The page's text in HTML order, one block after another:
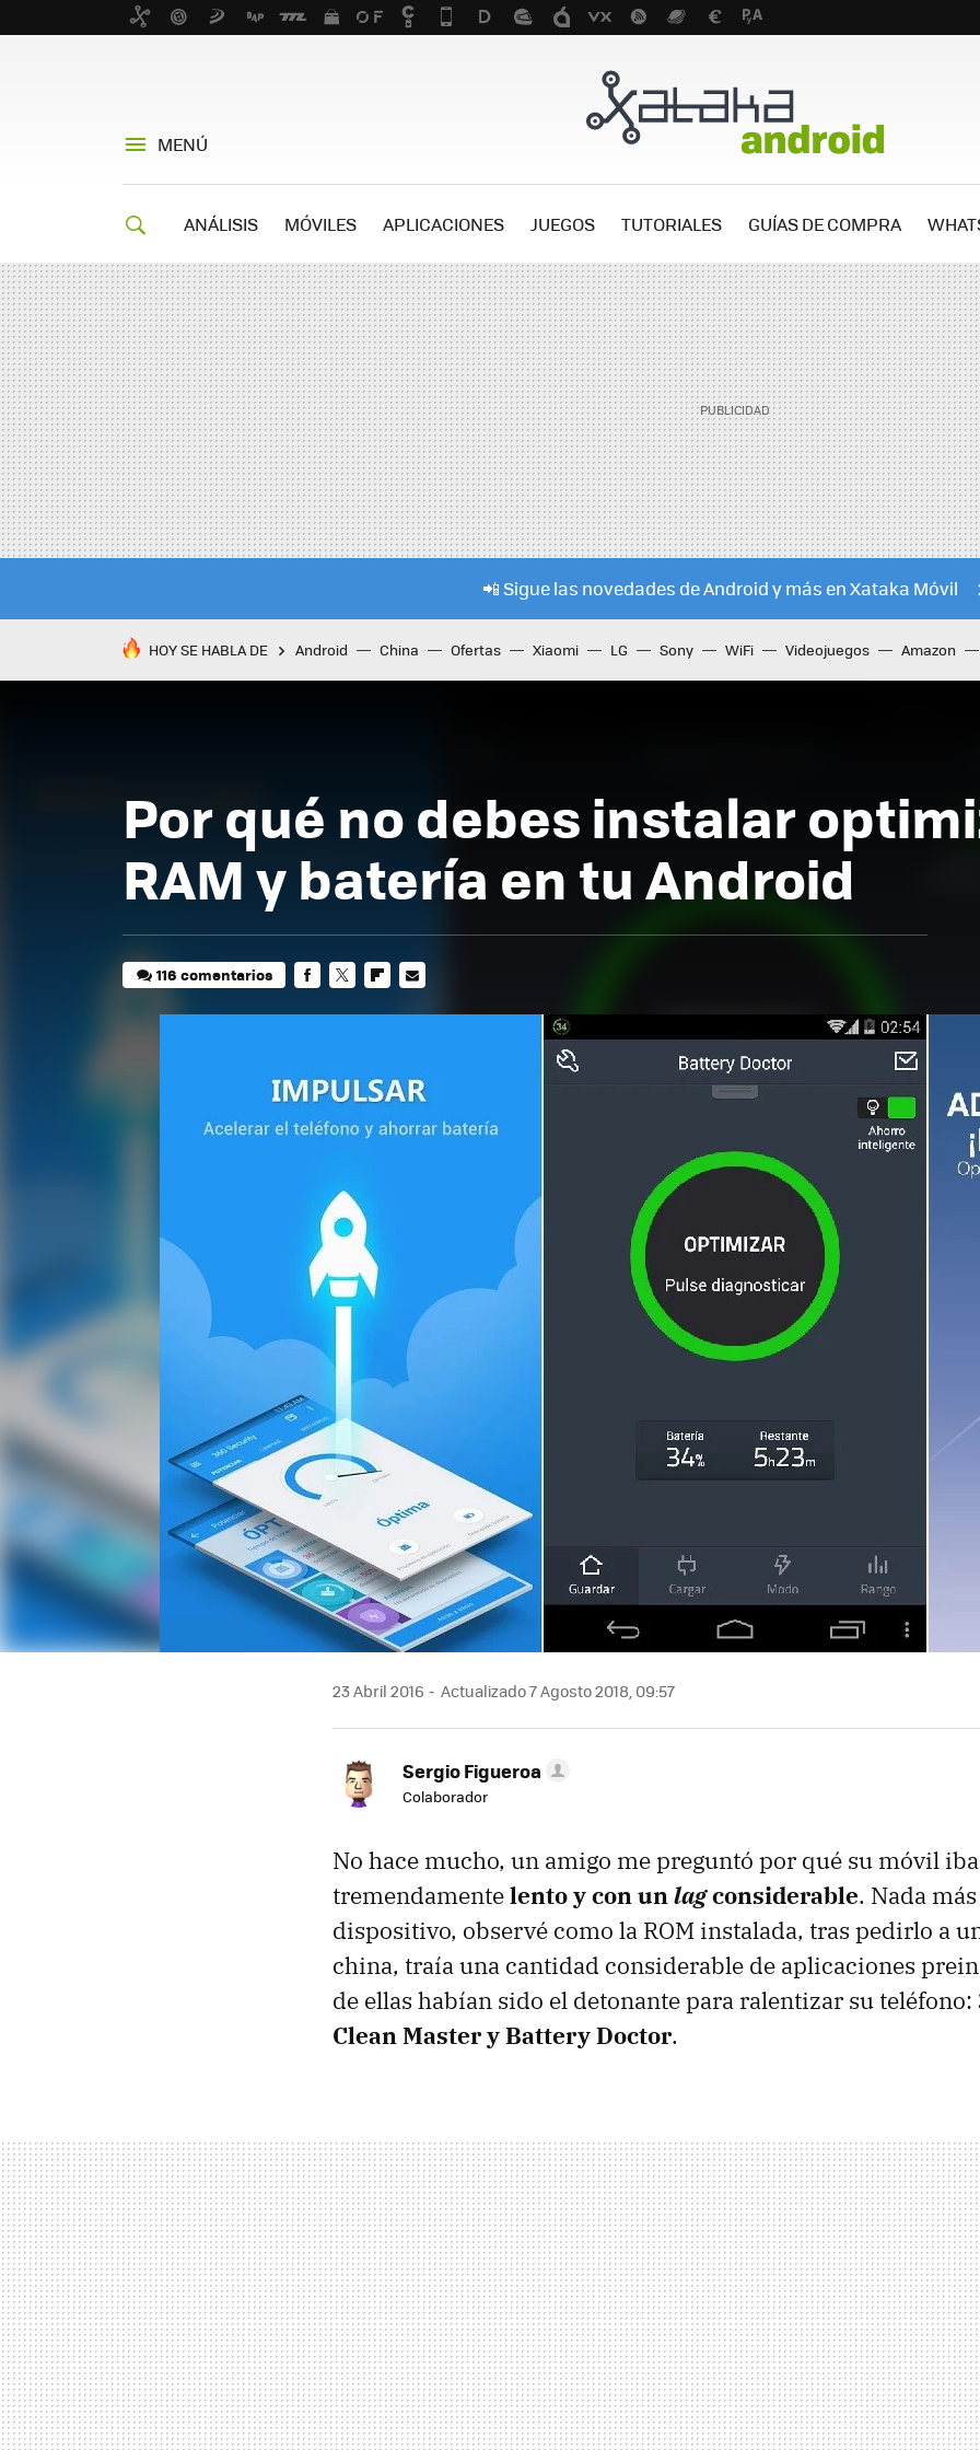
MENÚ
ANÁLISIS MÓVILES APLICACIONES JUEGOS TUTORIALES GUÍAS DE COMPRA
📲 Sigue las novedades de Android y más en Xataka Móvil
HOY SE HABLA DE Android China Ofertas Xiaomi LG Sony WiFi Videojuegos Amazon
Por qué no debes instalar
RAM y batería en tu Android
116 comentarios
23 Abril 2016 Actualizado 7 Agosto 2018, 09:57
Sergio Figueroa
Colaborador
No hace mucho, un amigo me preguntó por qué su móvil iba
tremendamentelento y con unlagconsiderable. Nada
dispositivo, observé como la ROM instalada, tras pedirlo a
china, traía una cantidad considerable de aplicaciones
de ellas habían sido el detonante para ralentizar su teléfono:
Clean Master y Battery Doctor.